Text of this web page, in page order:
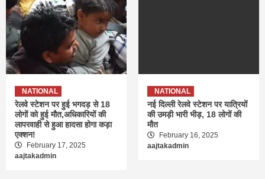
NATIONAL
रेलवे स्टेशन पर हुई भगदड़ से 18
लोगों को हुई मौत,अधिकारियों की
लापरवाही से हुआ हादसा होगा कड़ा
एक्शन!
February 17, 2025
aajtakadmin
NATIONAL
नई दिल्ली रेलवे स्टेशन पर यात्रियों
की उमड़ी भारी भीड़, 18 लोगों की
मौत
February 16, 2025
aajtakadmin